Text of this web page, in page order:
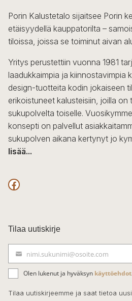
Porin Kalustetalo sijaitsee Porin
etäisyydellä kauppatorilta –
tiloissa, joissa se toiminut aivan
Yritys perustettiin vuonna 1981
laadukkaimpia ja kiinnostavimpia
design-tuotteita kodin jokaiseen
erikoistuneet kalusteisiin, joilla
sukupolvelta toiselle.
konsepti on palvellut
sukupolven aikana kertynyt jo
lisää...
F
c
e
b
o
o
Tilaa uutiskirje
ä
h
k
nimi.sukunimi@osoite.com
Olen lukenut ja hyväksyn käyttöehdot
Tilaa uutiskirjeemme ja saat tietoa